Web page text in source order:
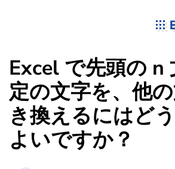
Excel で先頭の n
定の文字を、他
き換えるにはど
よいですか？